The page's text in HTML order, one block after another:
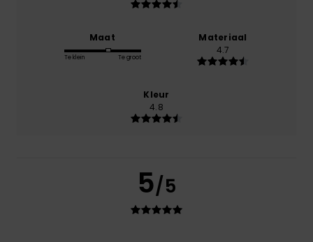
Maat
Te klein Te groot
Materiaal
4.7
Kleur
4.8
5/5